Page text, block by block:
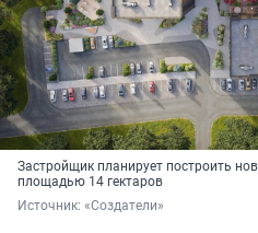
Застройщик планирует построить
площадью 14 гектаров
Источник: «Создатели»